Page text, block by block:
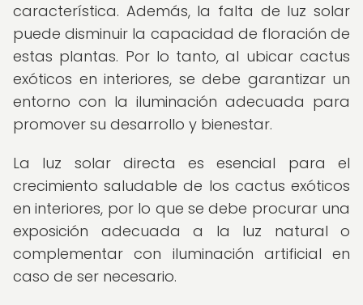
característica. Además, la falta de luz solar
puede disminuir la capacidad de floración de
estas plantas. Por lo tanto, al ubicar cactus
exóticos en interiores, se debe garantizar un
entorno con la iluminación adecuada para
promover su desarrollo y bienestar.
La luz solar directa es esencial para el
crecimiento saludable de los cactus exóticos
en interiores, por lo que se debe procurar una
exposición adecuada a la luz natural o
complementar con iluminación artificial en
caso de ser necesario.